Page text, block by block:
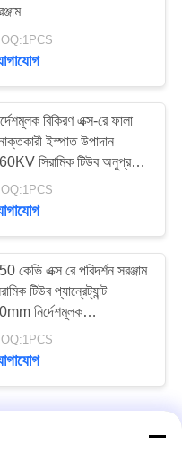
বিকিরণ এক্স-রে ফালা
ইস্পাত উপাদান
সিরামিক টিউব অনুপ্রবেশ
কেভি এক্স রে পরিদর্শন সরঞ্জাম
টিউব প্যান্রেট্যান্ট
নির্দেশমূলক
পরিদর্শন মেশিন
করুন!